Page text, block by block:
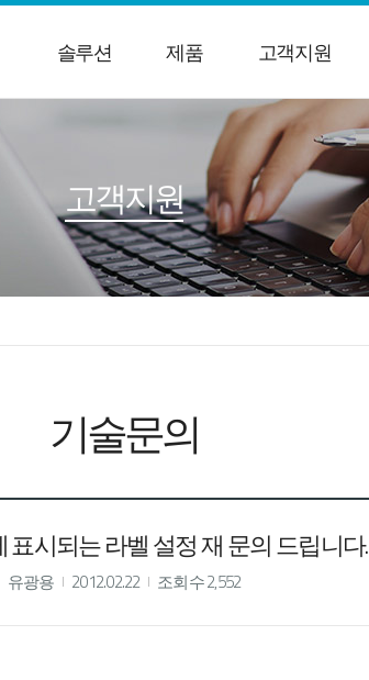
솔루션 제품 고객지원
고객지원
기술문의
표시되는 라벨 설정 재 문의 드립니다.
유광용 2012.02.22 조회수 2,552